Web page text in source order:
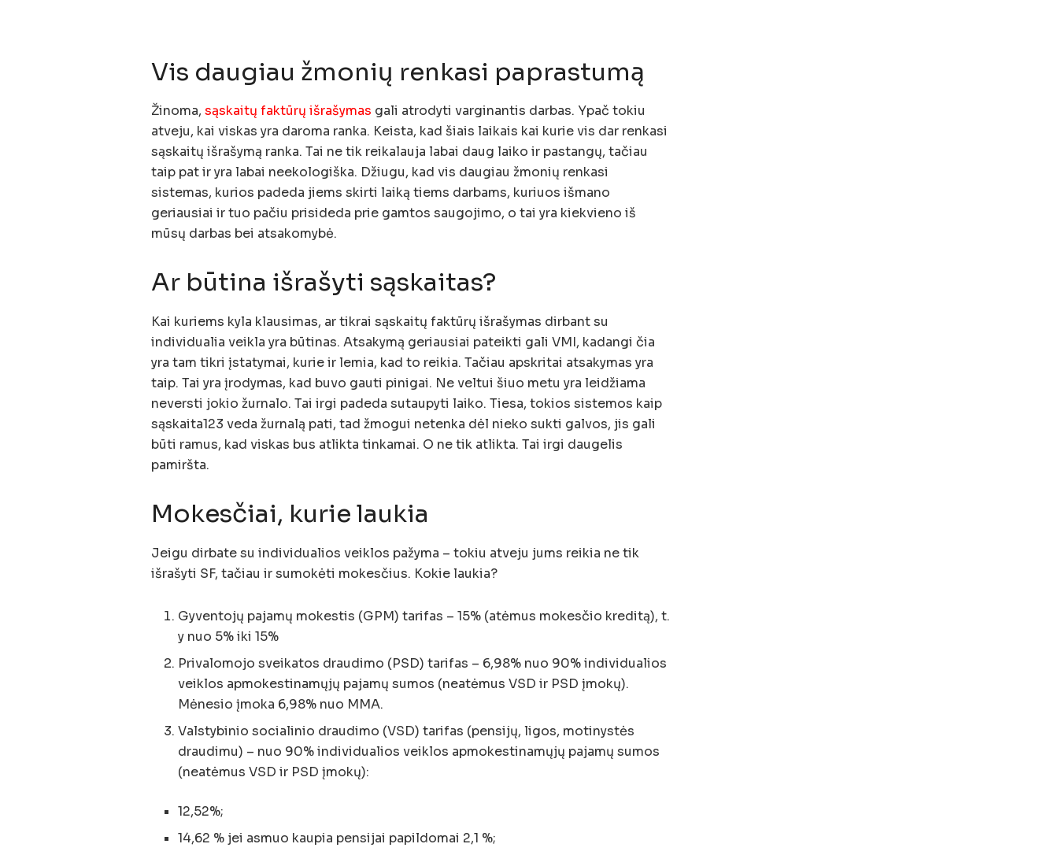
Vis daugiau žmonių renkasi paprastumą
Žinoma, sąskaitų faktūrų išrašymas gali atrodyti varginantis darbas. Ypač tokiu
atveju, kai viskas yra daroma ranka. Keista, kad šiais laikais kai kurie vis dar renkasi
sąskaitų išrašymą ranka. Tai ne tik reikalauja labai daug laiko ir pastangų, tačiau
taip pat ir yra labai neekologiška. Džiugu, kad vis daugiau žmonių renkasi
sistemas, kurios padeda jiems skirti laiką tiems darbams, kuriuos išmano
geriausiai ir tuo pačiu prisideda prie gamtos saugojimo, o tai yra kiekvieno iš
mūsų darbas bei atsakomybė.
Ar būtina išrašyti sąskaitas?
Kai kuriems kyla klausimas, ar tikrai sąskaitų faktūrų išrašymas dirbant su
individualia veikla yra būtinas. Atsakymą geriausiai pateikti gali VMI, kadangi čia
yra tam tikri įstatymai, kurie ir lemia, kad to reikia. Tačiau apskritai atsakymas yra
taip. Tai yra įrodymas, kad buvo gauti pinigai. Ne veltui šiuo metu yra leidžiama
neversti jokio žurnalo. Tai irgi padeda sutaupyti laiko. Tiesa, tokios sistemos kaip
sąskaita123 veda žurnalą pati, tad žmogui netenka dėl nieko sukti galvos, jis gali
būti ramus, kad viskas bus atlikta tinkamai. O ne tik atlikta. Tai irgi daugelis
pamiršta.
Mokesčiai, kurie laukia
Jeigu dirbate su individualios veiklos pažyma – tokiu atveju jums reikia ne tik
išrašyti SF, tačiau ir sumokėti mokesčius. Kokie laukia?
Gyventojų pajamų mokestis (GPM) tarifas – 15% (atėmus mokesčio kreditą), t.
y nuo 5% iki 15%
Privalomojo sveikatos draudimo (PSD) tarifas – 6,98% nuo 90% individualios
veiklos apmokestinamųjų pajamų sumos (neatėmus VSD ir PSD įmokų).
Mėnesio įmoka 6,98% nuo MMA.
Valstybinio socialinio draudimo (VSD) tarifas (pensijų, ligos, motinystės
draudimu) – nuo 90% individualios veiklos apmokestinamųjų pajamų sumos
(neatėmus VSD ir PSD įmokų):
12,52%;
14,62 % jei asmuo kaupia pensijai papildomai 2,1 %;